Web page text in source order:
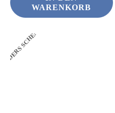
WARENKORB
ANDERS SCHENKEN